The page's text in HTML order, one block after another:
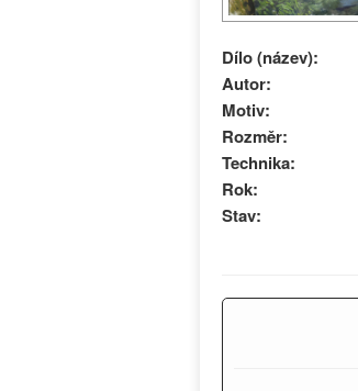
Dílo (název):
Autor:
Motiv:
Rozměr:
Technika:
Rok:
Stav: